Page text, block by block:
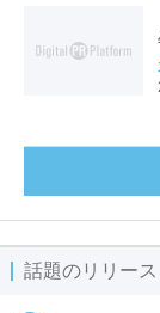
話題のリリース